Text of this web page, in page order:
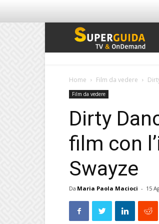
Home Film da vedere
Film da vedere
Dirty
film con
Swayze
Da Maria Paola Macioci - 15